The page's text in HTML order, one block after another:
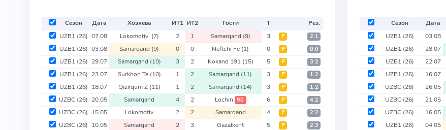
Сезон Дата Хозяева ИТ1 ИТ2 Гости Т
Рез.
UZB1 (26) 07.08 Lokomotiv (7) 2 1 Samarqand (9) 3 Р 2:1
UZB1 (26) 03.08 Samarqand (9) 0 0 Neftchi Fe (1) 0 Р 0:0
UZB1 (26) 29.07 Samarqand (10) 3 2 Kokand 191 (15) 5 Р 3:2
UZB1 (26) 23.07 Surkhon Te (10) 1 2 Samarqand (11) 3 Р 1:2
UZB1 (26) 18.07 Qizilqum Z (11) 1 2 Samarqand (14) 3 Р 1:2
UZBC (26) 20.05 Samarqand 4 2 Lochin 90 6 Р 4:2
UZBC (26) 15.05 Lokomotiv 2 2 Samarqand 4 Р 2:2
UZBC (26) 10.05 Samarqand 2 3 Gazalkent 5 Р 2:3
Сезон Дата
UZB1 (26) 03.08
UZB1 (26) 28.07
UZB1 (26) 22.07
UZB1 (26) 16.07
UZBC (26) 26.05
UZBC (26) 21.05
UZBC (26) 16.05
UZB1 (26) 04.05